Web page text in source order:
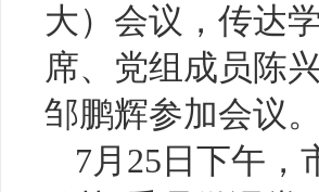
大）会议，传达
席、党组成员陈
邹鹏辉参加会议。
7月25日下午，